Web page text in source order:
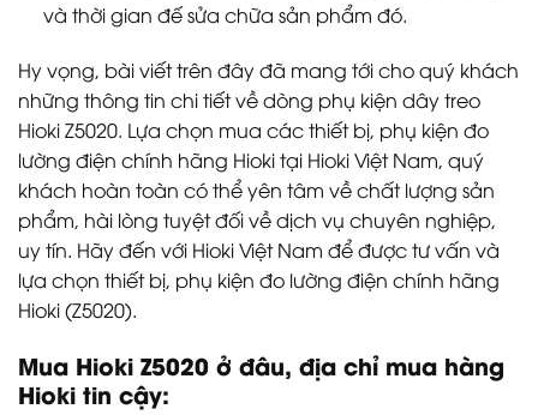
và thời gian đế sửa chữa sản phẩm đó.
Hy vọng, bài viết trên đây đã mang tới cho quý khách
những thông tin chi tiết về dòng phụ kiện dây treo
Hioki Z5020. Lựa chọn mua các thiết bị, phụ kiện đo
lường điện chính hãng Hioki tại Hioki Việt Nam, quý
khách hoàn toàn có thể yên tâm về chất lượng sản
phẩm, hài lòng tuyệt đối về dịch vụ chuyên nghiệp,
uy tín. Hãy đến với Hioki Việt Nam để được tư vấn và
lựa chọn thiết bị, phụ kiện đo lường điện chính hãng
Hioki (Z5020).
Mua Hioki Z5020 ở đâu, địa chỉ mua hàng
Hioki tin cậy: